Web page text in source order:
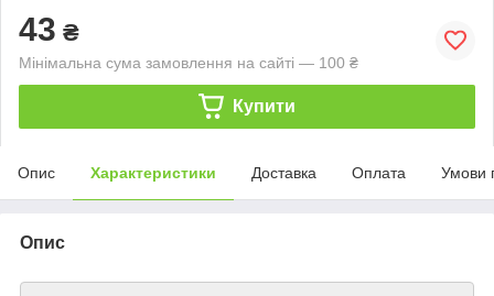
43 ₴
Мінімальна сума замовлення на сайті — 100 ₴
Купити
Опис Характеристики Доставка Оплата Умови
Опис